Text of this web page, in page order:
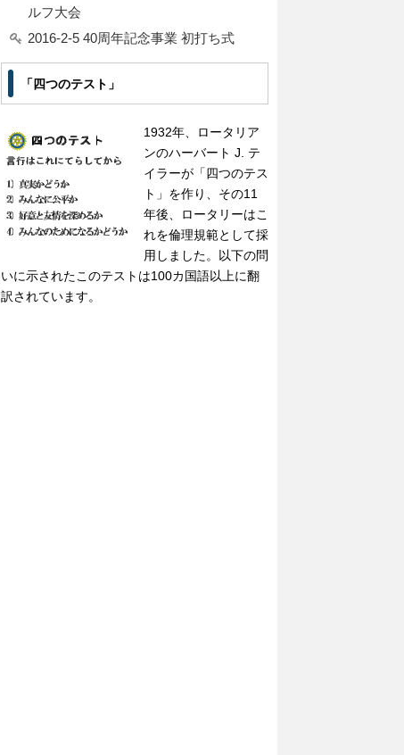
ルフ大会
2016-2-5 40周年記念事業 初打ち式
「四つのテスト」
1932年、ロータリア
ンのハーバート J. テ
イラーが「四つのテス
ト」を作り、その11
年後、ロータリーはこ
れを倫理規範として採
用しました。以下の問
いに示されたこのテストは100カ国語以上に翻
訳されています。